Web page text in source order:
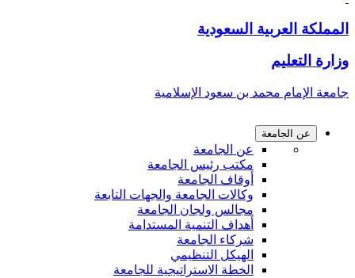
المملكة العربية السعودية
وزارة التعليم
جامعة الإمام محمد بن سعود الإسلامية
عن الجامعة
عن الجامعة
مكتب رئيس الجامعة
أوقاف الجامعة
وكالات الجامعة والجهات التابعة
مجالس ولجان الجامعة
أهداف التنمية المستدامة
شركاء الجامعة
الهيكل التنظيمي
الخطة الاستراتيجية للجامعة